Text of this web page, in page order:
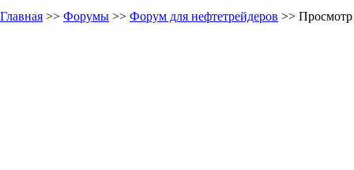
Главная >> Форумы >> Форум для нефтетрейдеров >>